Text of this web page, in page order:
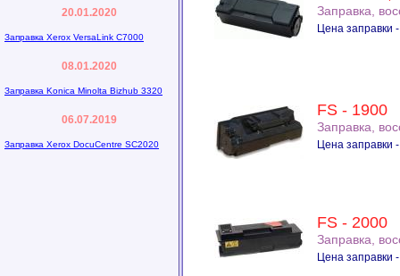
20.01.2020
Заправка Xerox VersaLink C7000
08.01.2020
Заправка Konica Minolta Bizhub 3320
06.07.2019
Заправка Xerox DocuCentre SC2020
Заправка,
Цена заправки
FS - 1900
Заправка,
Цена заправки
FS - 2000
Заправка,
Цена заправки